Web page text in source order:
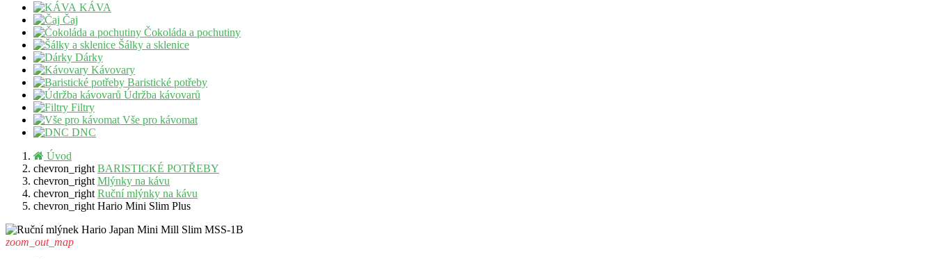
KÁVA
Čaj
Čokoláda a pochutiny
Šálky a sklenice
Dárky
Kávovary
Baristické potřeby
Údržba kávovarů
Filtry
Vše pro kávomat
DNC
Úvod
chevron_right BARISTICKÉ POTŘEBY
chevron_right Mlýnky na kávu
chevron_right Ruční mlýnky na kávu
chevron_right Hario Mini Slim Plus
zoom_out_map